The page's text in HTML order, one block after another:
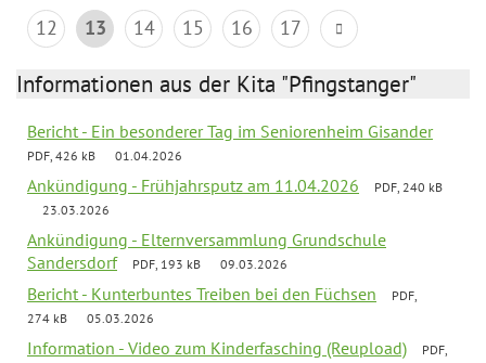
12
13 14 15 16 17
Informationen aus der Kita "Pfingstanger"
Bericht - Ein besonderer Tag im Seniorenheim Gisander
PDF, 426 kB 01.04.2026
Ankündigung - Frühjahrsputz am 11.04.2026
PDF, 240 kB
23.03.2026
Ankündigung - Elternversammlung Grundschule
Sandersdorf
PDF, 193 kB 09.03.2026
Bericht - Kunterbuntes Treiben bei den Füchsen
PDF,
274 kB
05.03.2026
Information - Video zum Kinderfasching (Reupload)
PDF,